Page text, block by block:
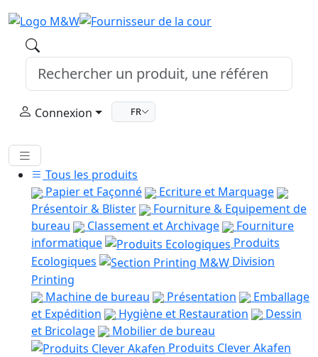
Connexion FR
Tous les produits
Papier et Façonné
Ecriture et Marquage
Présentoir & Blister
Fourniture & Equipement de
bureau
Classement et Archivage
Fourniture
informatique
Produits
Ecologiques
Division
Printing
Machine de bureau
Présentation
Emballage
et Expédition
Hygiène et Restauration
Dessin
et Bricolage
Mobilier de bureau
Produits Clever Akafen